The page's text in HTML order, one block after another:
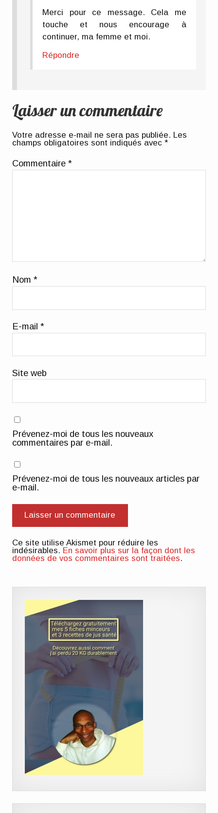
Merci pour ce message. Cela me
touche et nous encourage à
continuer, ma femme et moi.
Répondre
Laisser un commentaire
Votre adresse e-mail ne sera pas publiée. Les
champs obligatoires sont indiqués avec*
Commentaire*
Nom*
E-mail*
Site web
Prévenez-moi de tous les nouveaux
commentaires par e-mail.
Prévenez-moi de tous les nouveaux articles par
e-mail.
Ce site utilise Akismet pour réduire les
indésirables. En savoir plus sur la façon dont les
données de vos commentaires sont traitées.